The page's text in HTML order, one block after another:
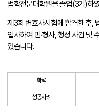
법학전문대학원을 졸업(3기)하
제3회 변호사시험에 합격한 후,
입사하여 민·형사, 행정 사건 및
있습니다.
학력
성공사례